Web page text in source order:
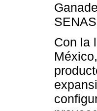
Con la